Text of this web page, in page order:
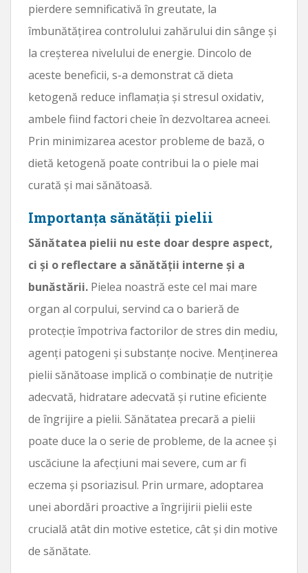
pierdere semnificativă în greutate, la
îmbunătățirea controlului zahărului din sânge și
la creșterea nivelului de energie. Dincolo de
aceste beneficii, s-a demonstrat că dieta
ketogenă reduce inflamația și stresul oxidativ,
ambele fiind factori cheie în dezvoltarea acneei.
Prin minimizarea acestor probleme de bază, o
dietă ketogenă poate contribui la o piele mai
curată și mai sănătoasă.
Importanța sănătății pielii
Sănătatea pielii nu este doar despre aspect,
ci și o reflectare a sănătății interne și a
bunăstării. Pielea noastră este cel mai mare
organ al corpului, servind ca o barieră de
protecție împotriva factorilor de stres din mediu,
agenți patogeni și substanțe nocive. Menținerea
pielii sănătoase implică o combinație de nutriție
adecvată, hidratare adecvată și rutine eficiente
de îngrijire a pielii. Sănătatea precară a pielii
poate duce la o serie de probleme, de la acnee și
uscăciune la afecțiuni mai severe, cum ar fi
eczema și psoriazisul. Prin urmare, adoptarea
unei abordări proactive a îngrijirii pielii este
crucială atât din motive estetice, cât și din motive
de sănătate.